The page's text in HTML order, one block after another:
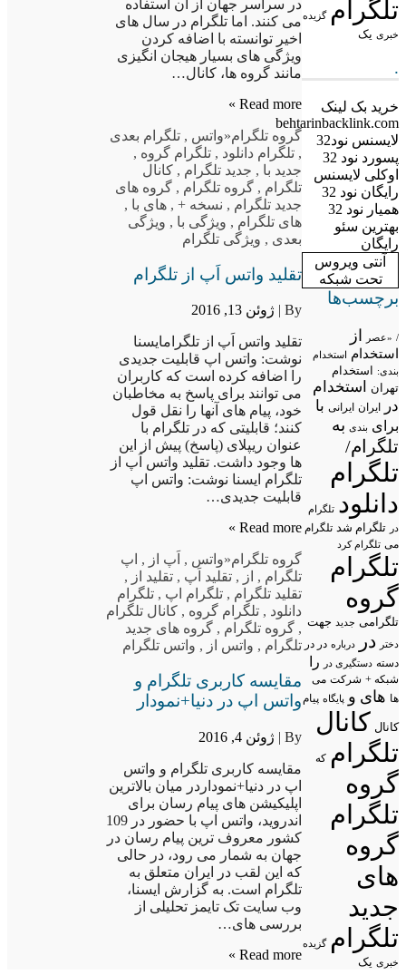
تلگرام گزیده
خبری یک
.
خرید بک لینک
behtarinbacklink.com
لایسنس نود32
پسورد نود 32
اوکلی لایسنس
رایگان نود 32
همیار نود 32
بهترین سئو
رایگان
آنتی ویروس
تحت شبکه
در سراسر جهان از آن استفاده
می کنند. اما تلگرام در سال های
اخیر توانسته با اضافه کردن
ویژگی های بسیار هیجان انگیزی
مانند گروه ها، کانال…
Read more »
گروه تلگرام«واتس , تلگرام بعدی
, تلگرام دانلود , تلگرام گروه ,
جدید با , جدید تلگرام , کانال
تلگرام , گروه تلگرام , گروه های
جدید تلگرام , نسخه +, های با ,
های تلگرام , ویژگی با , ویژگی
بعدی , ویژگی تلگرام
تقلید واتس اَپ از تلگرام
By | ژوئن 13, 2016
تقلید واتس اَپ از تلگرامایسنا
نوشت: واتس اپ قابلیت جدیدی
را اضافه کرده است که کاربران
می توانند برای پاسخ به مخاطبان
خود، پیام های آنها را نقل قول
کنند؛ قابلیتی که در تلگرام با
عنوان ریپلای (پاسخ) پیش از این
ها وجود داشت. تقلید واتس اَپ از
تلگرام ایسنا نوشت: واتس اپ
قابلیت جدیدی…
Read more »
گروه تلگرام«واتس , اَپ از , اپ
تلگرام , از , تقلید اَپ , تقلید از ,
تقلید تلگرام , تلگرام اپ , تلگرام
دانلود , تلگرام گروه , کانال تلگرام
, گروه تلگرام , گروه های جدید
تلگرام , واتس از , واتس تلگرام
مقایسه کاربری تلگرام و
واتس اپ در دنیا+نمودار
By | ژوئن 4, 2016
مقایسه کاربری تلگرام و واتس
اپ در دنیا+نموداردر میان بالاترین
اپلیکیشن های پیام رسان برای
اندروید، واتس اپ با حضور در 109
کشور معروف ترین پیام رسان در
جهان به شمار می رود، در حالی
که این لقب در ایران متعلق به
تلگرام است. به گزارش ایسنا،
وب سایت تک تایمز تحلیلی از
بررسی های…
Read more »
برچسب‌ها
/ «عصر از
استخدام استخدام
بندی: استخدام
تهران
استخدام
در
ایران ایرانی با
برای بندی به
تلگرام/
تلگرام
دانلود تلگرام
در تلگرام شد تلگرام
می تلگرام کرد
تلگرام
گروه
تلگرامی جدید جهت
دختر در درباره در در
دسته دستگیری در را
شبکه + شرکت می
ها های و پایگاه پیام
کانال کانال
تلگرام که
گروه
تلگرام
گروه
های
جدید
تلگرام گزیده
خبری یک